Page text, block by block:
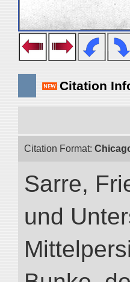
Citation
Citation Format:
Sarre,
und